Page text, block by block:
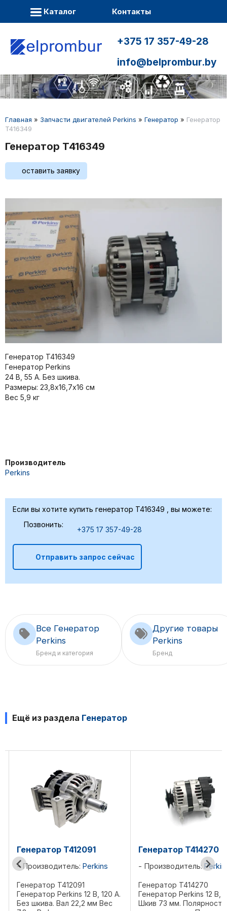
Каталог Контакты
+375 17 357-49-28
info@belprombur.by
Главная » Запчасти двигателей Perkins » Генератор » Генератор
T416349
Генератор T416349
оставить заявку
Генератор T416349
Генератор Perkins
24 В, 55 А. Без шкива.
Размеры: 23,8х16,7х16 см
Bec 5,9 кг
Производитель
Perkins
Если вы хотите купить генератор T416349 , вы можете:
Позвонить:
+375 17 357-49-28
Отправить запрос сейчас
Все Генератор
Perkins
Бренд и категория
Другие товары
Perkins
Бренд
Ещё из раздела Генератор
Генератор T412091
Производитель: Perkins
Генератор T412091
Генератор Perkins 12 В, 120 А.
Без шкива. Вал 22,2 мм Bec
Генератор T414270
Производитель:
Генератор T414270
Генератор Perkins 12 В,
Шкив 73 мм. Полярность: